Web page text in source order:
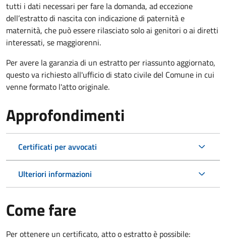
tutti i dati necessari per fare la domanda, ad eccezione
dell’estratto di nascita con indicazione di paternità e
maternità, che può essere rilasciato solo ai genitori o ai diretti
interessati, se maggiorenni.
Per avere la garanzia di un estratto per riassunto aggiornato,
questo va richiesto all'ufficio di stato civile del Comune in cui
venne formato l'atto originale.
Approfondimenti
Certificati per avvocati
Ulteriori informazioni
Come fare
Per ottenere un certificato, atto o estratto è possibile: